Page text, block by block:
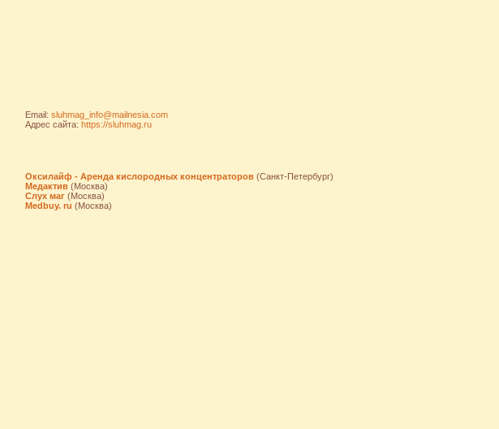
Email: sluhmag_info@mailnesia.com
Адрес сайта: https://sluhmag.ru
Оксилайф - Аренда кислородных концентраторов (Санкт-Петербург)
Медактив (Москва)
Слух маг (Москва)
Medbuy. ru (Москва)